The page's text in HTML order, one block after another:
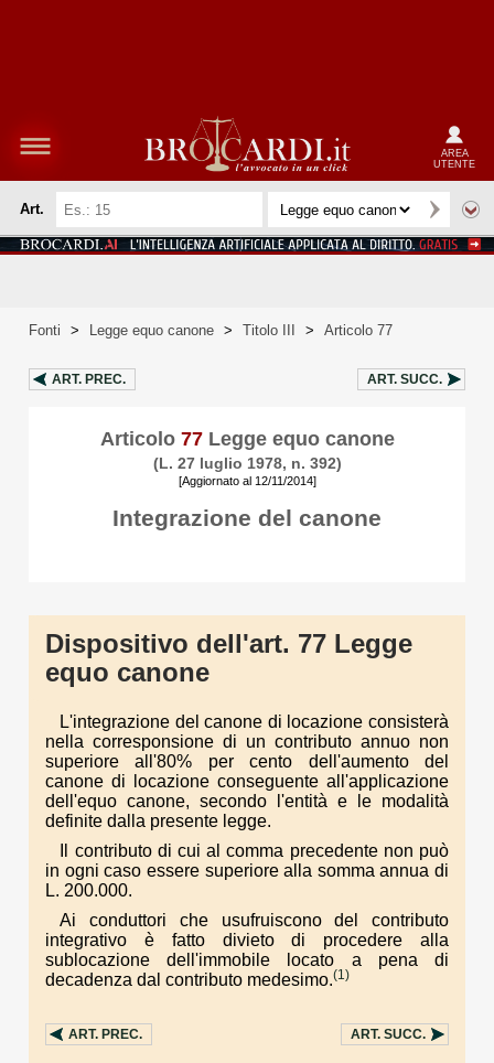
AREA
UTENTE
Art.
Fonti > Legge equo canone > Titolo III > Articolo 77
ART. PREC. ART. SUCC.
Articolo 77Legge equo canone
(L. 27 luglio 1978, n. 392)
[Aggiornato al 12/11/2014]
Integrazione del canone
Dispositivo dell'art. 77 Legge
equo canone
L'integrazione del canone di locazione consisterà
nella corresponsione di un contributo annuo non
superiore all'80% per cento dell'aumento del
canone di locazione conseguente all'applicazione
dell'equo canone, secondo l'entità e le modalità
definite dalla presente legge.
Il contributo di cui al comma precedente non può
in ogni caso essere superiore alla somma annua di
L. 200.000.
Ai conduttori che usufruiscono del contributo
integrativo è fatto divieto di procedere alla
sublocazione dell'immobile locato a pena di
decadenza dal contributo medesimo.(1)
ART. PREC. ART. SUCC.